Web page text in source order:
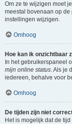
Om ze te wijzigen moet
meestal bovenaan op
instellingen wijzigen.
Omhoog
Hoe kan ik onzichtbaar
In het gebruikerspaneel
mijn online status. Als je
iedereen, behalve voor
Omhoog
De tijden zijn niet
Het is mogelijk dat de